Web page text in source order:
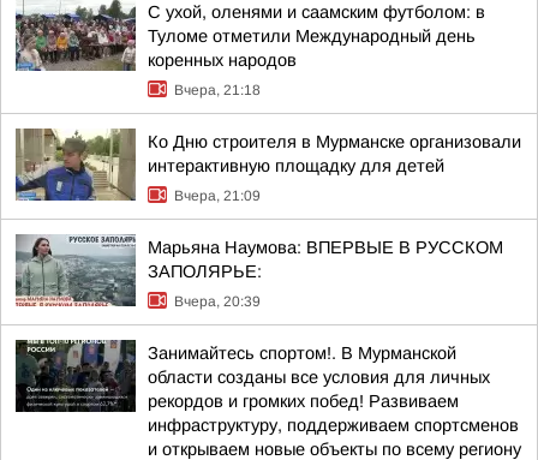
С ухой, оленями и саамским футболом: в
Туломе отметили Международный день
коренных народов
Вчера, 21:18
Ко Дню строителя в Мурманске организовали
интерактивную площадку для детей
Вчера, 21:09
Марьяна Наумова: ВПЕРВЫЕ В РУССКОМ
ЗАПОЛЯРЬЕ:
Вчера, 20:39
Занимайтесь спортом!. В Мурманской
области созданы все условия для личных
рекордов и громких побед! Развиваем
инфраструктуру, поддерживаем спортсменов
и открываем новые объекты по всему региону